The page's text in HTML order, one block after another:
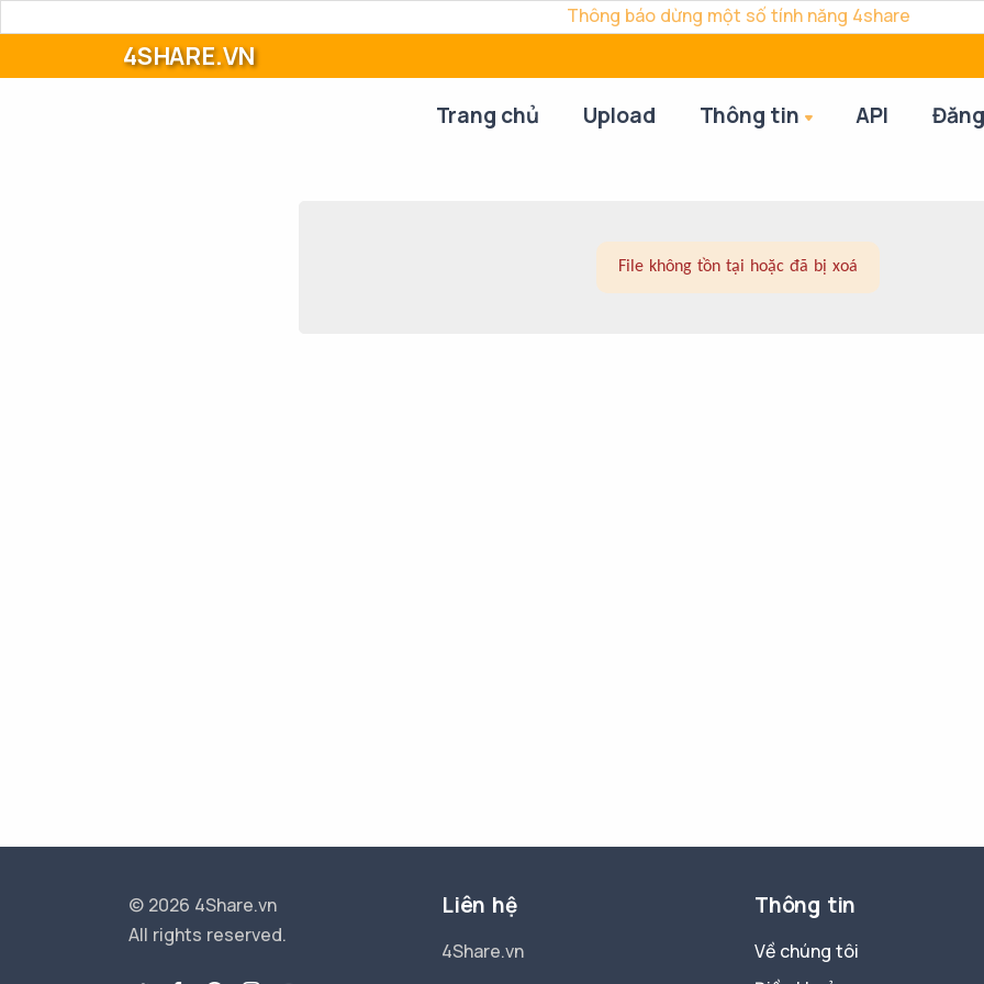
Thông báo dừng một số tính năng 4share
4SHARE.VN
Trang chủ Upload Thông tin API
File không tồn tại hoặc đã bị xoá
© 2026 4Share.vn
All rights reserved.
Liên hệ
4Share.vn
Thông tin
Về chúng tôi